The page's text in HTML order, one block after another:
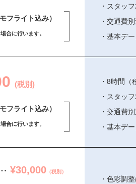
フライト込み）
合に行います。
スタッ
交通費別
基本デ
(税別)
フライト込み）
合に行います。
8時間（
スタッ
交通費別
基本デ
¥30,000 （税別）
色彩調